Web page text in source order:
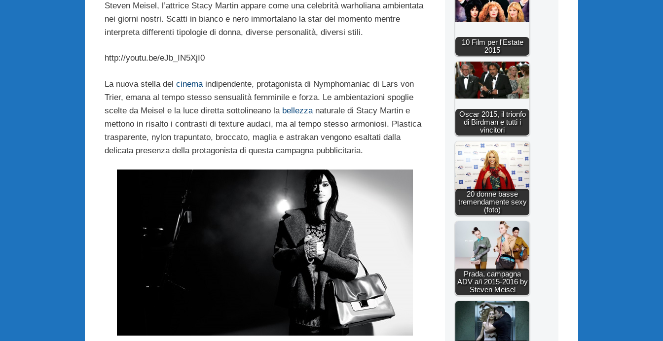
Steven Meisel, l’attrice Stacy Martin appare come una celebrità warholiana ambientata
nei giorni nostri. Scatti in bianco e nero immortalano la star del momento mentre
interpreta differenti tipologie di donna, diverse personalità, diversi stili.
http://youtu.be/eJb_IN5XjI0
La nuova stella del cinema indipendente, protagonista di Nymphomaniac di Lars von
Trier, emana al tempo stesso sensualità femminile e forza. Le ambientazioni spoglie
scelte da Meisel e la luce diretta sottolineano la bellezza naturale di Stacy Martin e
mettono in risalto i contrasti di texture audaci, ma al tempo stesso armoniosi. Plastica
trasparente, nylon trapuntato, broccato, maglia e astrakan vengono esaltati dalla
delicata presenza della protagonista di questa campagna pubblicitaria.
10 Film per l'Estate
2015
Oscar 2015, il trionfo
di Birdman e tutti i
vincitori
20 donne basse
tremendamente sexy
(foto)
Prada, campagna
ADV a/i 2015-2016 by
Steven Meisel